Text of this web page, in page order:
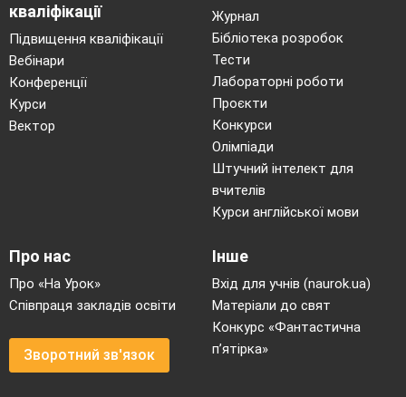
кваліфікації
Підвищення кваліфікації
Вебінари
Конференції
Курси
Вектор
Журнал
Бібліотека розробок
Тести
Лабораторні роботи
Проєкти
Конкурси
Олімпіади
Штучний інтелект для
вчителів
Курси англійської мови
Про нас
Про «На Урок»
Співпраця закладів освіти
Зворотний зв'язок
Інше
Вхід для учнів (naurok.ua)
Матеріали до свят
Конкурс «Фантастична
п’ятірка»